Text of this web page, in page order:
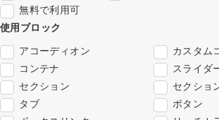
無料で利用可
使用ブロック
アコーディオン
カスタム
コンテナ
スライダ
セクション
セクショ
タブ
ボタン